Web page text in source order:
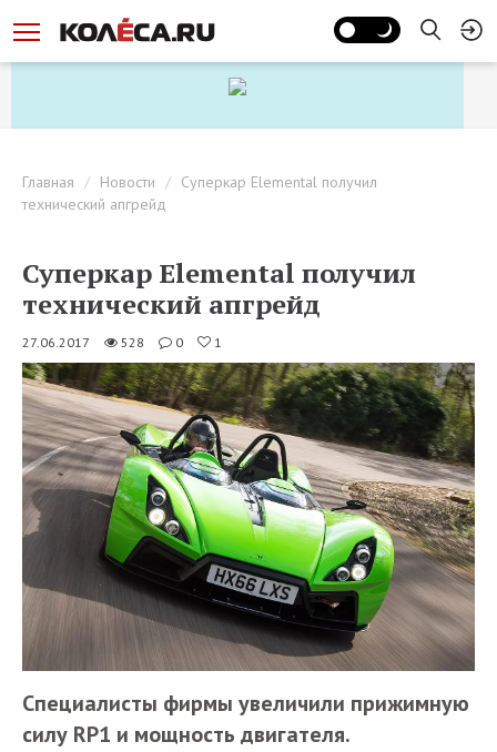
Главная Новости
Суперкар Elemental получил
технический апгрейд
Суперкар Elemental получил
технический апгрейд
27.06.2017 528 0 1
Специалисты фирмы увеличили прижимную
силу RP1 и мощность двигателя.